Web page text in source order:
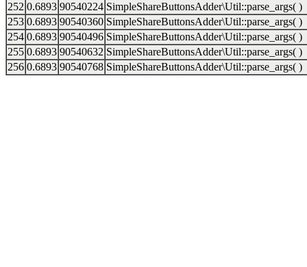
252 0.6893 90540224 SimpleShareButtonsAdder\Util::parse_args( )
253 0.6893 90540360 SimpleShareButtonsAdder\Util::parse_args( )
254 0.6893 90540496 SimpleShareButtonsAdder\Util::parse_args( )
255 0.6893 90540632 SimpleShareButtonsAdder\Util::parse_args( )
256 0.6893 90540768 SimpleShareButtonsAdder\Util::parse_args( )